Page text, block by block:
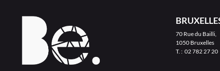
70 Rue du Bailli,
1050 Bruxelles
T. : 02 782 27 20